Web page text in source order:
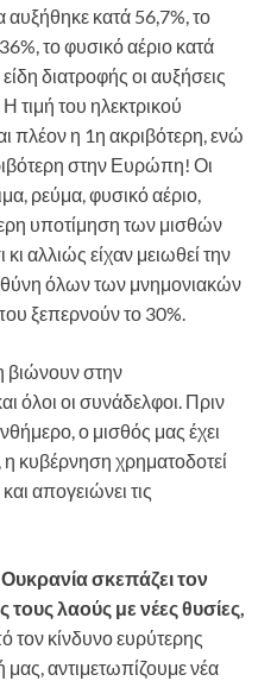
αυξήθηκε κατά 56,7%, το
το φυσικό αέριο κατά
διατροφής οι αυξήσεις
τιμή του ηλεκτρικού
πλέον η 1η ακριβότερη, ενώ
στην Ευρώπη! Οι
ρεύμα, φυσικό αέριο,
υποτίμηση των μισθών
αλλιώς είχαν μειωθεί την
όλων των μνημονιακών
ξεπερνούν το 30%.
βιώνουν στην
όλοι οι συνάδελφοι. Πριν
ο μισθός μας έχει
η κυβέρνηση χρηματοδοτεί
απογειώνει τις
σκεπάζει τον
τους λαούς με νέες θυσίες,
τον κίνδυνο ευρύτερης
αντιμετωπίζουμε νέα